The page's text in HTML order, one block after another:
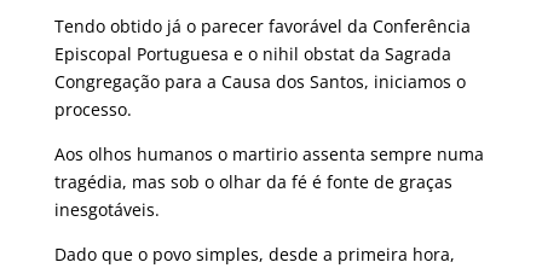
Tendo obtido já o parecer favorável da Conferência
Episcopal Portuguesa e o nihil obstat da Sagrada
Congregação para a Causa dos Santos, iniciamos o
processo.
Aos olhos humanos o martirio assenta sempre numa
tragédia, mas sob o olhar da fé é fonte de graças
inesgotáveis.
Dado que o povo simples, desde a primeira hora,